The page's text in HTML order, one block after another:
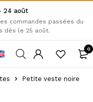
24 août
commandes passées du
dès le 25 août.
0
Petite veste noire